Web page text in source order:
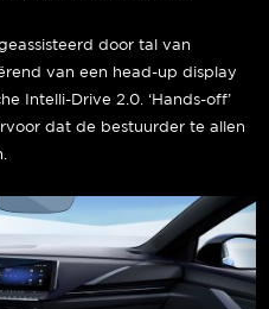
door tal van
van een head-up display
Intelli-Drive 2.0. ‘Hands-off’
dat de bestuurder te allen